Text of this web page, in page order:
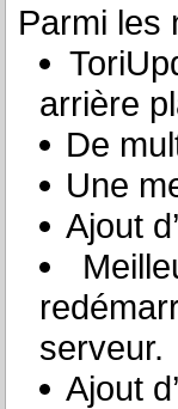
Parmi les
arrière
De
Une
Ajout
serveur.
Ajout